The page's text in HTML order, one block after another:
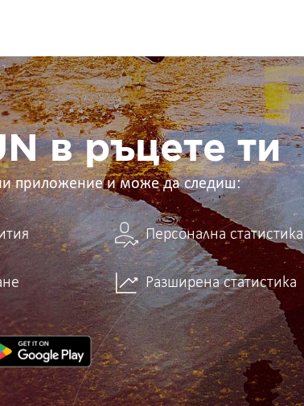
в ръцете ти
приложение и може да следиш:
Персонална статистика
Разширена статистика